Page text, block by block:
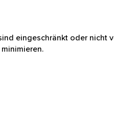
eingeschränkt oder nicht